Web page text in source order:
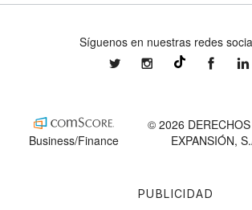
PUBLICIDAD
Síguenos en nuestras redes
expansionmxexpansionmx
Business/Finance
© 2026
EXPANSIÓN,